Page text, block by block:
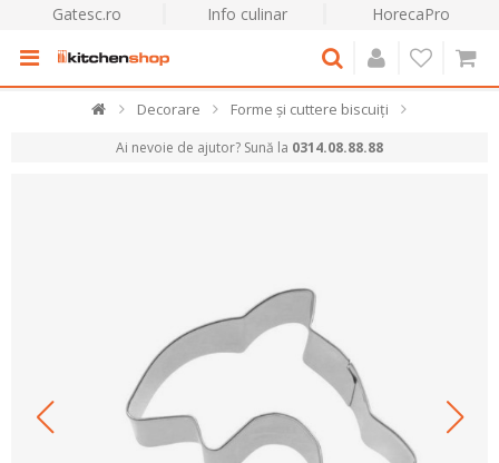
Gatesc.ro Info culinar HorecaPro
Decorare Forme și cuttere biscuiți
Ai nevoie de ajutor? Sună la 0314.08.88.88